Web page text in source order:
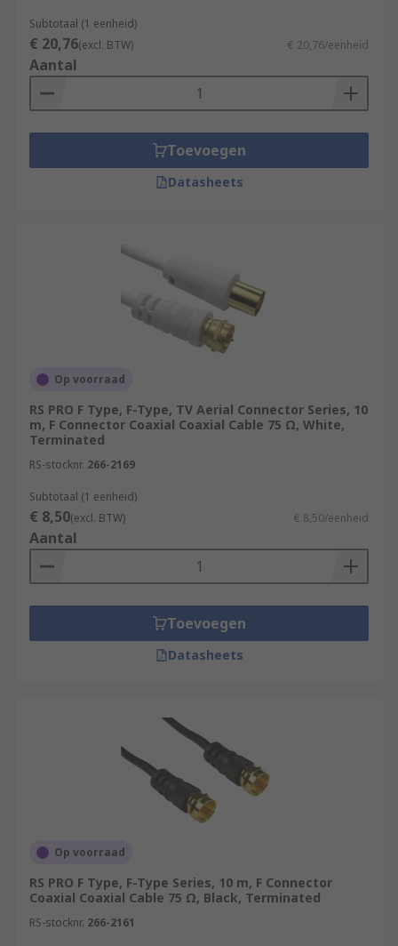
Subtotaal (1 eenheid)
€ 20,76(excl. BTW) € 20,76/eenheid
Aantal
Toevoegen
Datasheets
Op voorraad
RS PRO F Type, F-Type, TV Aerial Connector Series, 10
m, F Connector Coaxial Coaxial Cable 75 Ω, White,
Terminated
RS-stocknr. 266-2169
Subtotaal (1 eenheid)
€ 8,50(excl. BTW) € 8,50/eenheid
Aantal
Toevoegen
Datasheets
Op voorraad
RS PRO F Type, F-Type Series, 10 m, F Connector
Coaxial Coaxial Cable 75 Ω, Black, Terminated
RS-stocknr. 266-2161